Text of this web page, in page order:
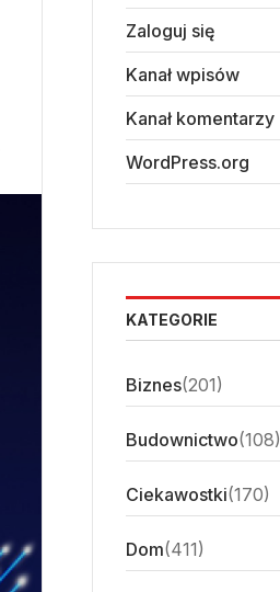
Zaloguj się
Kanał wpisów
Kanał komentarzy
WordPress.org
KATEGORIE
Biznes(201)
Budownictwo(108)
Ciekawostki(170)
Dom(411)